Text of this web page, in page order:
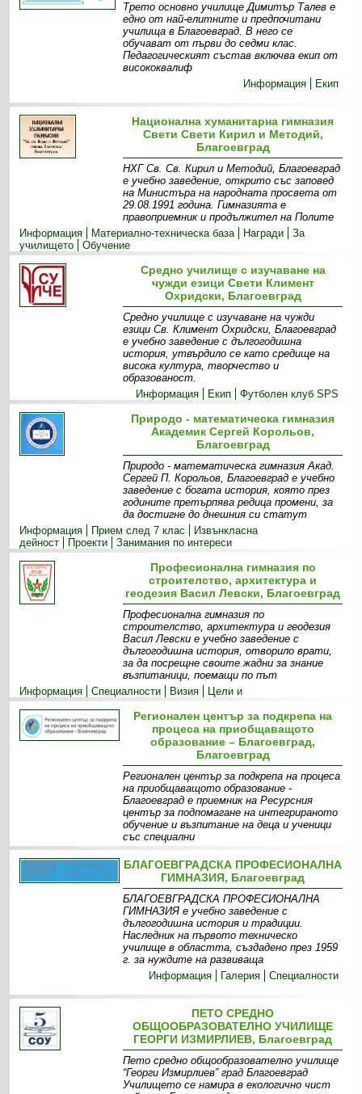
Трето основно училище Димитър Талев е
едно от най-елитните и предпочитани
училища в Благоевград. В него се
обучават от първи до седми клас.
Педагогическият състав включва екип от
висококвалиф
Информация
Екип
Национална хуманитарна гимназия
Свети Свети Кирил и Методий,
Благоевград
НХГ Св. Св. Кирил и Методий, Благоевград
е учебно заведение, открито със заповед
на Министъра на народната просвета от
29.08.1991 година. Гимназията е
правоприемник и продължител на Полите
Информация
Материално-техническа база Награди
За
училището
Обучение
Средно училище с изучаване на
чужди езици Свети Климент
Охридски, Благоевград
Средно училище с изучаване на чужди
езици Св. Климент Охридски, Благоевград
е учебно заведение с дългогодишна
история, утвърдило се като средище на
висока култура, творчество и
образованост.
Информация
Екип Футболен клуб SPS
Природо - математическа гимназия
Академик Сергей Корольов,
Благоевград
Природо - математическа гимназия Акад.
Сергей П. Корольов, Благоевград е учебно
заведение с богата история, която през
годините претърпява редица промени, за
да достигне до днешния си статут
Информация
Прием след 7 клас
Извънкласна
дейност
Проекти Занимания по интереси
Професионална гимназия по
строителство, архитектура и
геодезия Васил Левски, Благоевград
Професионална гимназия по
строителство, архитектура и геодезия
Васил Левски е учебно заведение с
дългогодишна история, отворило врати,
за да посрещне своите жадни за знание
възпитаници, поемащи по път
Информация
Специалности Визия
Цели и
приоритети
Екип
Регионален център за подкрепа на
процеса на приобщаващото
образование – Благоевград,
Благоевград
Регионален център за подкрепа на процеса
на приобщаващото образование -
Благоевград е приемник на Ресурсния
център за подпомагане на интегрираното
обучение и възпитание на деца и ученици
със специални
Информация
БЛАГОЕВГРАДСКА ПРОФЕСИОНАЛНА
ГИМНАЗИЯ, Благоевград
БЛАГОЕВГРАДСКА ПРОФЕСИОНАЛНА
ГИМНАЗИЯ е учебно заведение с
дългогодишна история и традиции.
Наследник на първото техническо
училище в областта, създадено през 1959
г. за нуждите на развиваща
Информация
Галерия Специалности
ПЕТО СРЕДНО
ОБЩООБРАЗОВАТЕЛНО УЧИЛИЩЕ
ГЕОРГИ ИЗМИРЛИЕВ, Благоевград
Пето средно общообразователно училище
“Георги Измирлиев” град Благоевград
Училището се намира в екологично чист